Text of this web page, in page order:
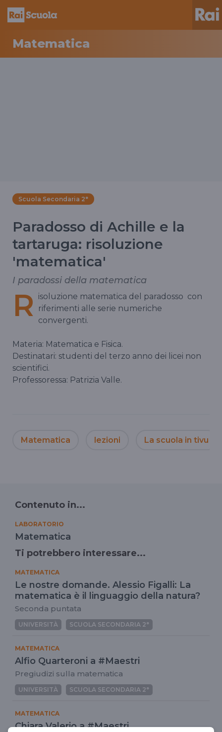
Matematica
Scuola Secondaria 2°
Paradosso di Achille e la
tartaruga: risoluzione
'matematica'
I paradossi della matematica
R isoluzione matematica del paradosso con
riferimenti alle serie numeriche
convergenti.
Materia: Matematica e Fisica.
Destinatari: studenti del terzo anno dei licei non
scientifici.
Professoressa: Patrizia Valle.
Matematica lezioni La scuola in tivu
Contenuto in...
LABORATORIO
Matematica
Ti potrebbero interessare...
MATEMATICA
Le nostre domande. Alessio Figalli: La
matematica è il linguaggio della natura?
Seconda puntata
UNIVERSITÀ SCUOLA SECONDARIA 2°
MATEMATICA
Alfio Quarteroni a #Maestri
Pregiudizi sulla matematica
UNIVERSITÀ SCUOLA SECONDARIA 2°
MATEMATICA
Chiara Valerio a #Maestri